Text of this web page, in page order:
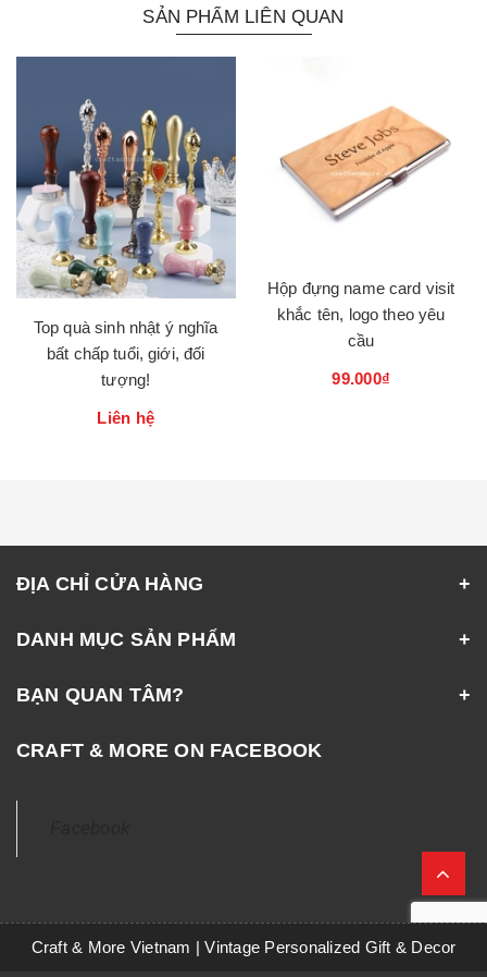
SẢN PHẨM LIÊN QUAN
Top quà sinh nhật ý nghĩa
bất chấp tuổi, giới, đối
tượng!
Liên hệ
Hộp đựng name card visit
khắc tên, logo theo yêu
cầu
99.000₫
ĐỊA CHỈ CỬA HÀNG
DANH MỤC SẢN PHẨM
BẠN QUAN TÂM?
CRAFT & MORE ON FACEBOOK
Craft & More Vietnam | Vintage Personalized Gift & Decor